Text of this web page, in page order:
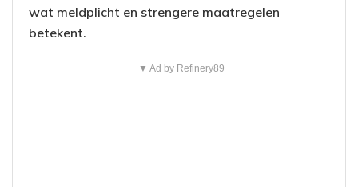
wat meldplicht en strengere maatregelen
betekent.
▼ Ad by Refinery89